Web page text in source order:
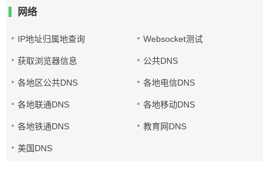
网络
IP地址归属地查询 Websocket测试
获取浏览器信息 公共DNS
各地区公共DNS 各地电信DNS
各地联通DNS 各地移动DNS
各地铁通DNS 教育网DNS
美国DNS